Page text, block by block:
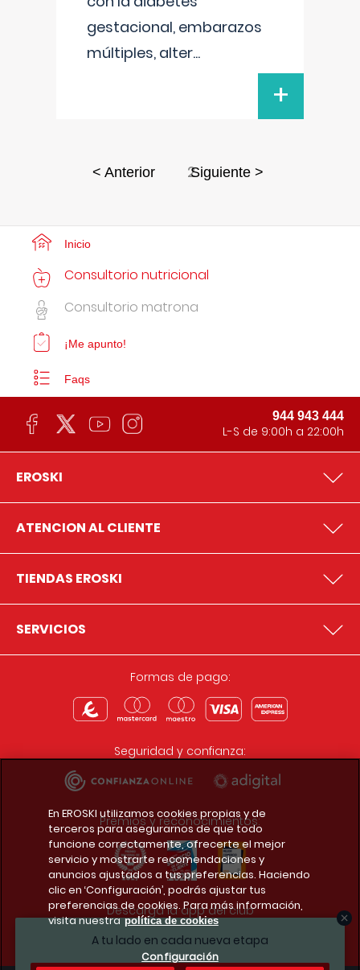
gestacional, embarazos
múltiples, alter...
+
< Anterior 2Siguiente >
A tu lado en cada nueva etapa
Inicio
Consultorio nutricional
Consultorio matrona
¡Me apunto!
Faqs
944 943 444
L-S de 9:00h a 22:00h
EROSKI
ATENCION AL CLIENTE
TIENDAS EROSKI
SERVICIOS
Formas de pago:
Seguridad y confianza:
Premios y reconocimientos:
Descarga la app del club
En EROSKI utilizamos cookies propias y de
terceros para asegurarnos de que todo
funcione correctamente, ofrecerte el mejor
servicio y mostrarte recomendaciones y
anuncios ajustados a tus preferencias. Haciendo
clic en ‘Configuración’, podrás ajustar tus
preferencias de cookies. Para más información,
visita nuestra política de cookies
Configuración